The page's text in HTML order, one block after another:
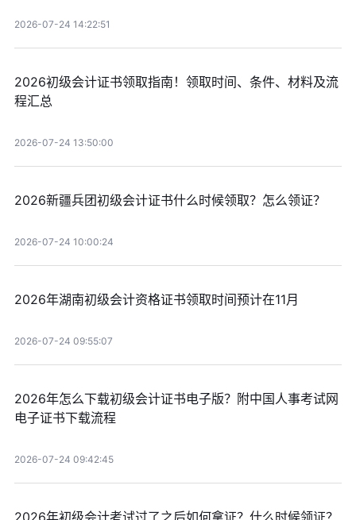
2026-07-24 14:22:51
2026初级会计证书领取指南！领取时间、条件、材料及流
程汇总
2026-07-24 13:50:00
2026新疆兵团初级会计证书什么时候领取？怎么领证？
2026-07-24 10:00:24
2026年湖南初级会计资格证书领取时间预计在11月
2026-07-24 09:55:07
2026年怎么下载初级会计证书电子版？附中国人事考试网
电子证书下载流程
2026-07-24 09:42:45